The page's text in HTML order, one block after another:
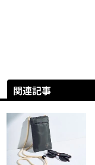
関連記事